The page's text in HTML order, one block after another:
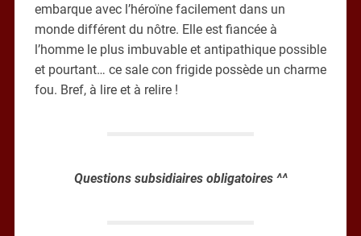
embarque avec l’héroïne facilement dans un
monde différent du nôtre. Elle est fiancée à
l’homme le plus imbuvable et antipathique possible
et pourtant… ce sale con frigide possède un charme
fou. Bref, à lire et à relire !
Questions subsidiaires obligatoires ^^